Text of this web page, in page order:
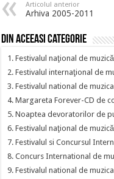
Articolul anterior
Arhiva 2005-2011
Din aceeasi categorie
1. Festivalul naţional de
2. Festivalul internaţional de
3. Festivalul national de
4. Margareta Forever-CD de
5. Noaptea devoratorilor de
6. Festivalul naţional de
7. Festivalul si Concursul
8. Concurs International de
9. Festivalul national de